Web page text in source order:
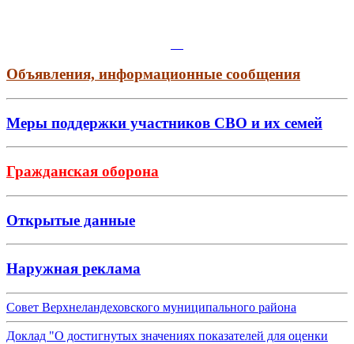
Объявления, информационные сообщения
Меры поддержки участников СВО и их семей
Гражданская оборона
Открытые данные
Наружная реклама
Совет Верхнеландеховского муниципального района
Доклад "О достигнутых значениях показателей для оценки